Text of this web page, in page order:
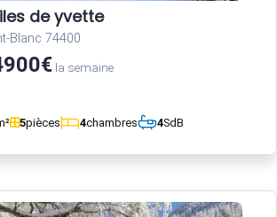
de yvette
Blanc 74400
la semaine
5pièces 4chambres 4SdB